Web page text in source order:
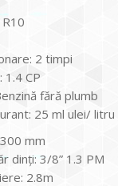
2 timpi
CP
fără plumb
25 ml ulei/ litru
mm
dinţi: 3/8” 1.3 PM
2.8m